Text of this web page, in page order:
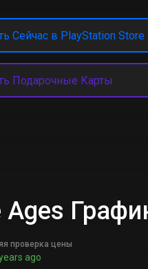
Сейчас в PlayStation Store
Подарочные Карты
Ages
проверка цены
ago